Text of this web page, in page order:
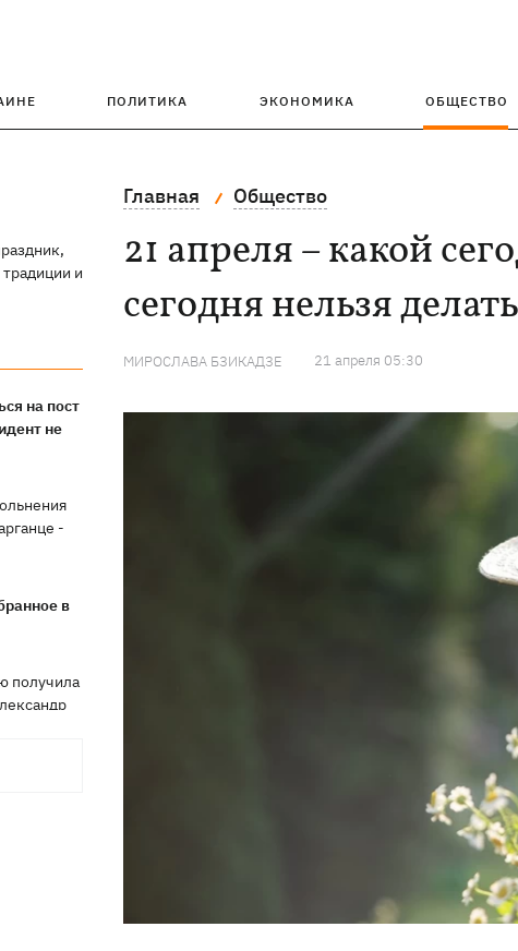
ПОЛИТИКА ЭКОНОМИКА ОБЩЕСТВО
и
на пост
не
-
в
получила
Главная Общество
21 апреля – какой
сегодня нельзя
МИРОСЛАВА БЗИКАДЗЕ 21 апреля 05:30